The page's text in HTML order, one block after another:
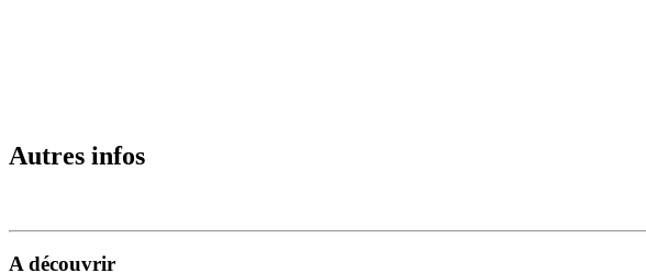
Autres infos
A découvrir